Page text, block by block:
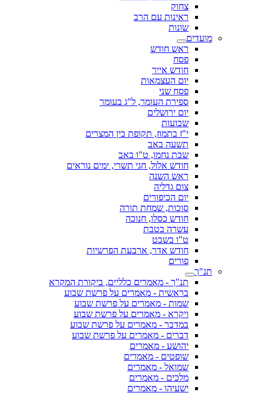
צחוק
ראינות עם הרב
שונות
מועדים
ראש חודש
פסח
חודש אייר
יום העצמאות
פסח שני
ספירת העומר, ל"ג בעומר
יום ירושלים
שבועות
י"ז בתמוז, תקופת בין המצרים
תשעה באב
שבת נחמו, ט"ו באב
חודש אלול, חגי תשרי, ימים נוראים
ראש השנה
צום גדליה
יום הכיפורים
סוכות, שמחת תורה
חודש כסלו, חנוכה
עשרה בטבת
ט"ו בשבט
חודש אדר, ארבעת הפרשיות
פורים
תנ"ך
תנ"ך - מאמרים כלליים, ביקורת המקרא
בראשית - מאמרים על פרשת שבוע
שמות - מאמרים על פרשת שבוע
ויקרא - מאמרים על פרשת שבוע
במדבר - מאמרים על פרשת שבוע
דברים - מאמרים על פרשת שבוע
יהושע - מאמרים
שופטים - מאמרים
שמואל - מאמרים
מלכים - מאמרים
ישעיהו - מאמרים